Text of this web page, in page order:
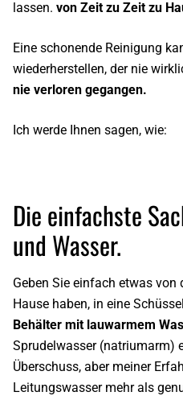
lassen. von Zeit zu Zeit zu
Eine schonende Reinigung
wiederherstellen, der nie
nie verloren gegangen.
Ich werde Ihnen sagen, wie:
Die einfachste
und Wasser.
Geben Sie einfach etwas
Hause haben, in eine
Behälter mit lauwarmem
Sprudelwasser (natriumarm)
Überschuss, aber meiner
Leitungswasser mehr als